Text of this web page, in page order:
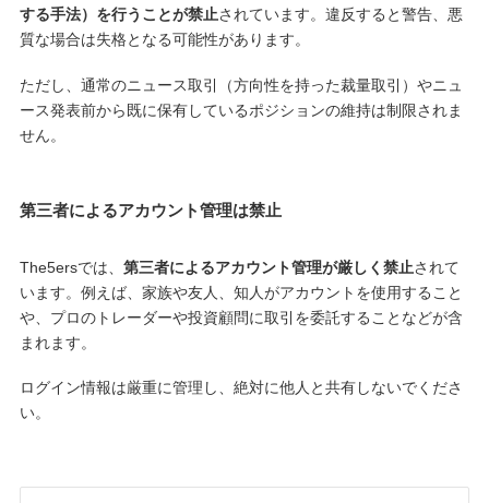
する手法）を行うことが禁止されています。違反すると警告、悪
質な場合は失格となる可能性があります。
ただし、通常のニュース取引（方向性を持った裁量取引）やニュ
ース発表前から既に保有しているポジションの維持は制限されま
せん。
第三者によるアカウント管理は禁止
The5ersでは、 第三者によるアカウント管理が厳しく禁止されて
います。例えば、家族や友人、知人がアカウントを使用すること
や、プロのトレーダーや投資顧問に取引を委託することなどが含
まれます。
ログイン情報は厳重に管理し、絶対に他人と共有しないでくださ
い。